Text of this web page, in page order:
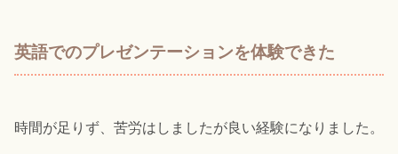
英語でのプレゼンテーションを体験できた
時間が足りず、苦労はしましたが良い経験になりました。